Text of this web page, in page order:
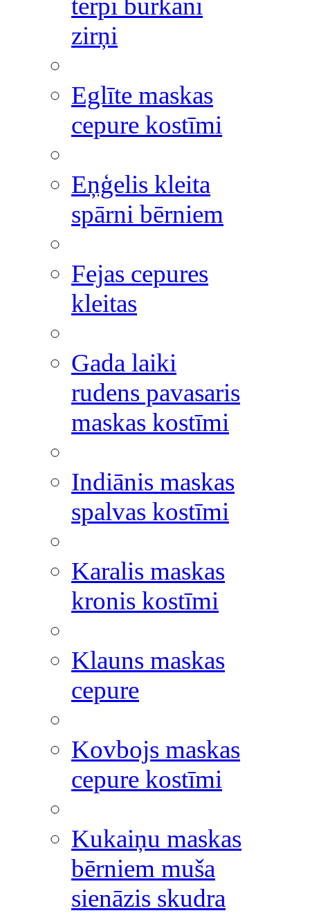
tērpi burkāni
zirņi
Eglīte maskas
cepure kostīmi
Eņģelis kleita
spārni bērniem
Fejas cepures
kleitas
Gada laiki
rudens pavasaris
maskas kostīmi
Indiānis maskas
spalvas kostīmi
Karalis maskas
kronis kostīmi
Klauns maskas
cepure
Kovbojs maskas
cepure kostīmi
Kukaiņu maskas
bērniem muša
sienāzis skudra